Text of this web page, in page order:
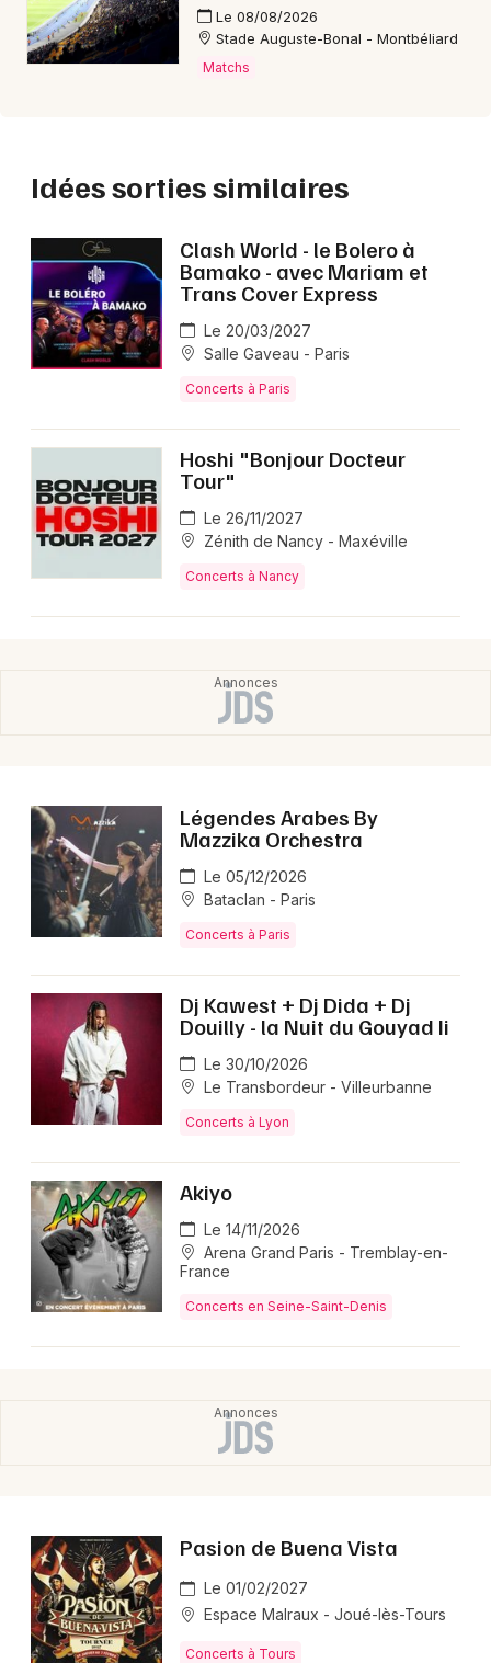
Le 08/08/2026
Stade Auguste-Bonal - Montbéliard
Matchs
Idées sorties similaires
Clash World - le Bolero à
Bamako - avec Mariam et
Trans Cover Express
Le 20/03/2027
Salle Gaveau - Paris
Concerts à Paris
Hoshi "Bonjour Docteur
Tour"
Le 26/11/2027
Zénith de Nancy - Maxéville
Concerts à Nancy
Légendes Arabes By
Mazzika Orchestra
Le 05/12/2026
Bataclan - Paris
Concerts à Paris
Dj Kawest + Dj Dida + Dj
Douilly - la Nuit du Gouyad Ii
Le 30/10/2026
Le Transbordeur - Villeurbanne
Concerts à Lyon
Akiyo
Le 14/11/2026
Arena Grand Paris - Tremblay-en-
France
Concerts en Seine-Saint-Denis
Pasion de Buena Vista
Le 01/02/2027
Espace Malraux - Joué-lès-Tours
Concerts à Tours